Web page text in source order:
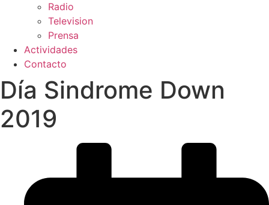
Radio
Television
Prensa
Actividades
Contacto
Día Sindrome Down
2019